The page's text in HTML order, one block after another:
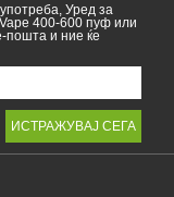
Уред за
400-600 пуф или
пошта и ние ќе